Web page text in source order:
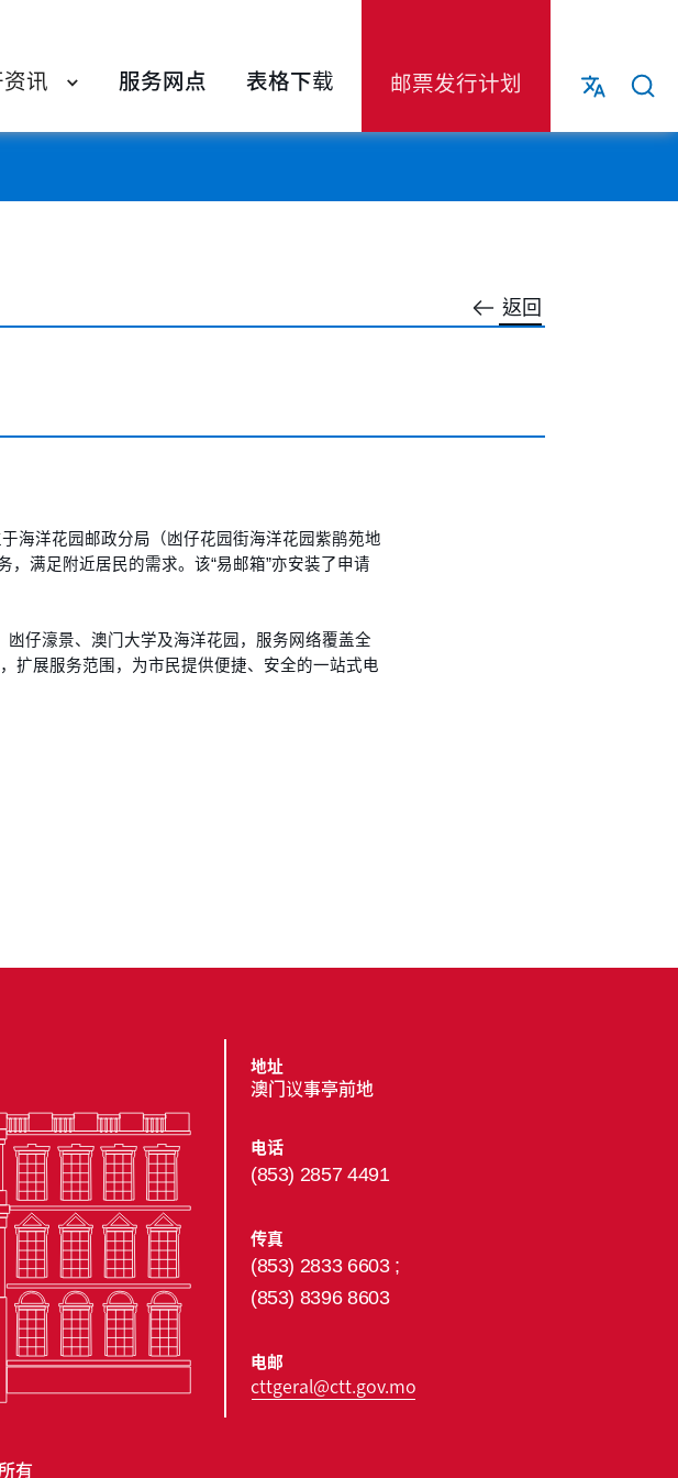
讯 服务网点 表格下载 邮票发行计划
返回
海洋花园邮政分局（凼仔花园街海洋花园紫鹃苑地
，满足附近居民的需求。该“易邮箱”亦安装了申请
凼仔濠景、澳门大学及海洋花园，服务网络覆盖全
扩展服务范围，为市民提供便捷、安全的一站式电
地址
澳门议事亭前地
电话
(853) 2857 4491
传真
(853) 2833 6603 ;
(853) 8396 8603
电邮
cttgeral@ctt.gov.mo
有